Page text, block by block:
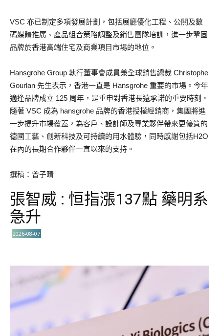
VSC 亦已制定多項發展計劃，包括展廳優化工程、公關及數
碼媒體推廣、產品組合策略調整及銷售團隊培訓，進一步鞏固
品牌於香港高端住宅及商業項目市場的地位。
Hansgrohe Group 執行董事會成員兼全球銷售總裁 Christophe
Gourlan 先生表示，香港一直是 Hansgrohe 重要的市場。今年
適逢品牌成立 125 周年，是重申對香港長遠承諾的重要時刻。
隨著 VSC 成為 hansgrohe 品牌的香港授權經銷商，集團將進
一步提升市場覆蓋，為客戶、設計師及專業夥伴帶來更優質的
德國工藝、創新科技及可持續的用水體驗，同時感謝包括H2O
在內的長期合作夥伴一直以來的支持。
撰稿：曾子晴
張智威 : 恒指漲137點 藥明系
急升
2026-08-07